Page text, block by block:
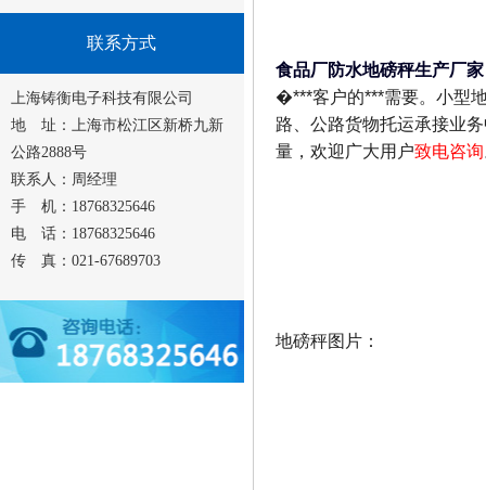
联系方式
上海铸衡电子科技有限公司
地 址：上海市松江区新桥九新
公路2888号
联系人：周经理
手 机：18768325646
电 话：18768325646
传 真：021-67689703
食品厂防水地磅秤生产厂家
�***客户的***需要。小型
路、公路货物托运承接业
量，欢迎广大用户致电咨询
地磅秤图片：